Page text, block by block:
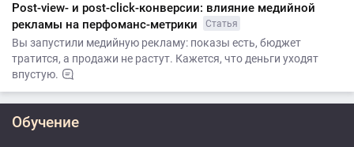
Post-view- и post-click-конверсии: влияние медийной
рекламы на перфоманс-метрики
Статья
Вы запустили медийную рекламу: показы есть, бюджет
тратится, а продажи не растут. Кажется, что деньги уходят
впустую.
Обучение